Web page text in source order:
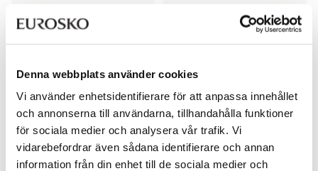
Denna webbplats använder cookies
Vi använder enhetsidentifierare för att anpassa innehållet
och annonserna till användarna, tillhandahålla funktioner
för sociala medier och analysera vår trafik. Vi
vidarebefordrar även sådana identifierare och annan
information från din enhet till de sociala medier och
Mjuk sandal
Rabatterat
pris
Pris
349 kr
Ordinarie
pris
Pris
Ordinarie pris
Bekväma barnskor
Pris
399 kr
REA